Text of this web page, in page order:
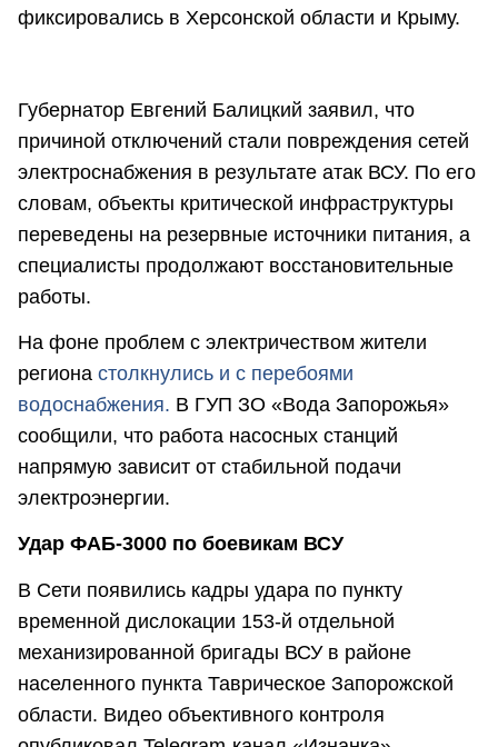
фиксировались в Херсонской области и Крыму.
Губернатор Евгений Балицкий заявил, что
причиной отключений стали повреждения сетей
электроснабжения в результате атак ВСУ. По его
словам, объекты критической инфраструктуры
переведены на резервные источники питания, а
специалисты продолжают восстановительные
работы.
На фоне проблем с электричеством жители
региона столкнулись и с перебоями
водоснабжения. В ГУП ЗО «Вода Запорожья»
сообщили, что работа насосных станций
напрямую зависит от стабильной подачи
электроэнергии.
Удар ФАБ-3000 по боевикам ВСУ
В Сети появились кадры удара по пункту
временной дислокации 153-й отдельной
механизированной бригады ВСУ в районе
населенного пункта Таврическое Запорожской
области. Видео объективного контроля